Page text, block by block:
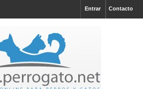
Contacto
Entrar